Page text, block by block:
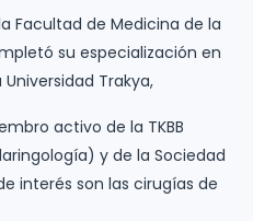
Facultad de Medicina de la
su especialización en
Trakya,
activo de la TKBB
y de la Sociedad
interés son las cirugías de